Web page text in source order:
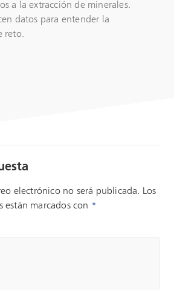
a la extracción de minerales.
datos para entender la
reto.
electrónico no será publicada. Los
están marcados con *